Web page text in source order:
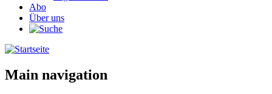
Abo
Über uns
Main navigation